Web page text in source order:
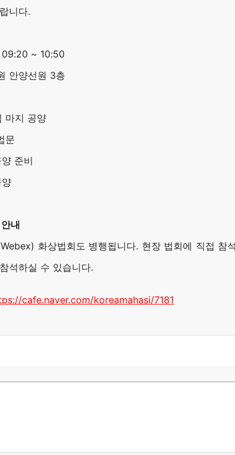
니다.
~ 10:50
안양선원 3층
마지 공양
문
준비
내
화상법회도 병행됩니다. 현장 법회에 직접 참
석하실 수 있습니다.
cafe.naver.com/koreamahasi/7181